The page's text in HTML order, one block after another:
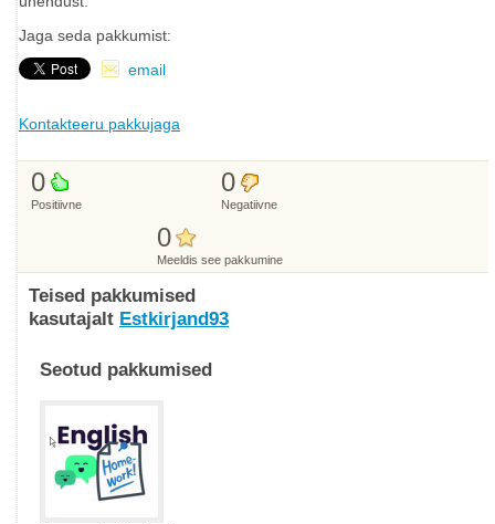
Jaga seda pakkumist:
email
Kontakteeru pakkujaga
0
Positiivne
0
Negatiivne
0
Meeldis see pakkumine
Teised pakkumised
kasutajalt Estkirjand93
Seotud pakkumised